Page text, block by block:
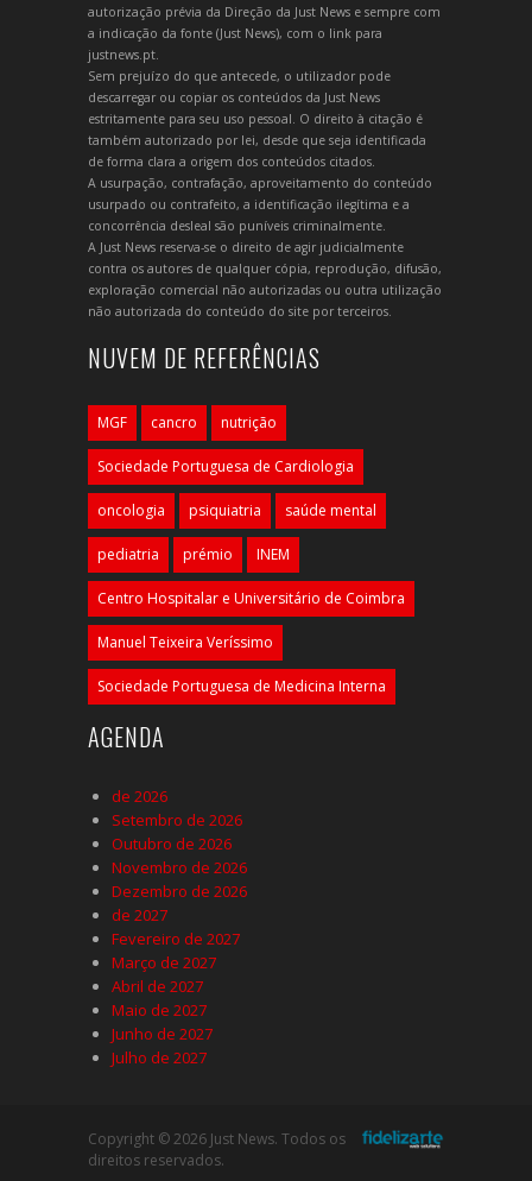
autorização prévia da Direção da Just News e sempre com
a indicação da fonte (Just News), com o link para
justnews.pt.
Sem prejuízo do que antecede, o utilizador pode
descarregar ou copiar os conteúdos da Just News
estritamente para seu uso pessoal. O direito à citação é
também autorizado por lei, desde que seja identificada
de forma clara a origem dos conteúdos citados.
A usurpação, contrafação, aproveitamento do conteúdo
usurpado ou contrafeito, a identificação ilegítima e a
concorrência desleal são puníveis criminalmente.
A Just News reserva-se o direito de agir judicialmente
contra os autores de qualquer cópia, reprodução, difusão,
exploração comercial não autorizadas ou outra utilização
não autorizada do conteúdo do site por terceiros.
NUVEM DE REFERÊNCIAS
MGF cancro nutrição
Sociedade Portuguesa de Cardiologia
oncologia psiquiatria saúde mental
pediatria prémio INEM
Centro Hospitalar e Universitário de Coimbra
Manuel Teixeira Veríssimo
Sociedade Portuguesa de Medicina Interna
AGENDA
de 2026
Setembro de 2026
Outubro de 2026
Novembro de 2026
Dezembro de 2026
de 2027
Fevereiro de 2027
Março de 2027
Abril de 2027
Maio de 2027
Junho de 2027
Julho de 2027
Copyright © 2026 Just News. Todos os
direitos reservados.